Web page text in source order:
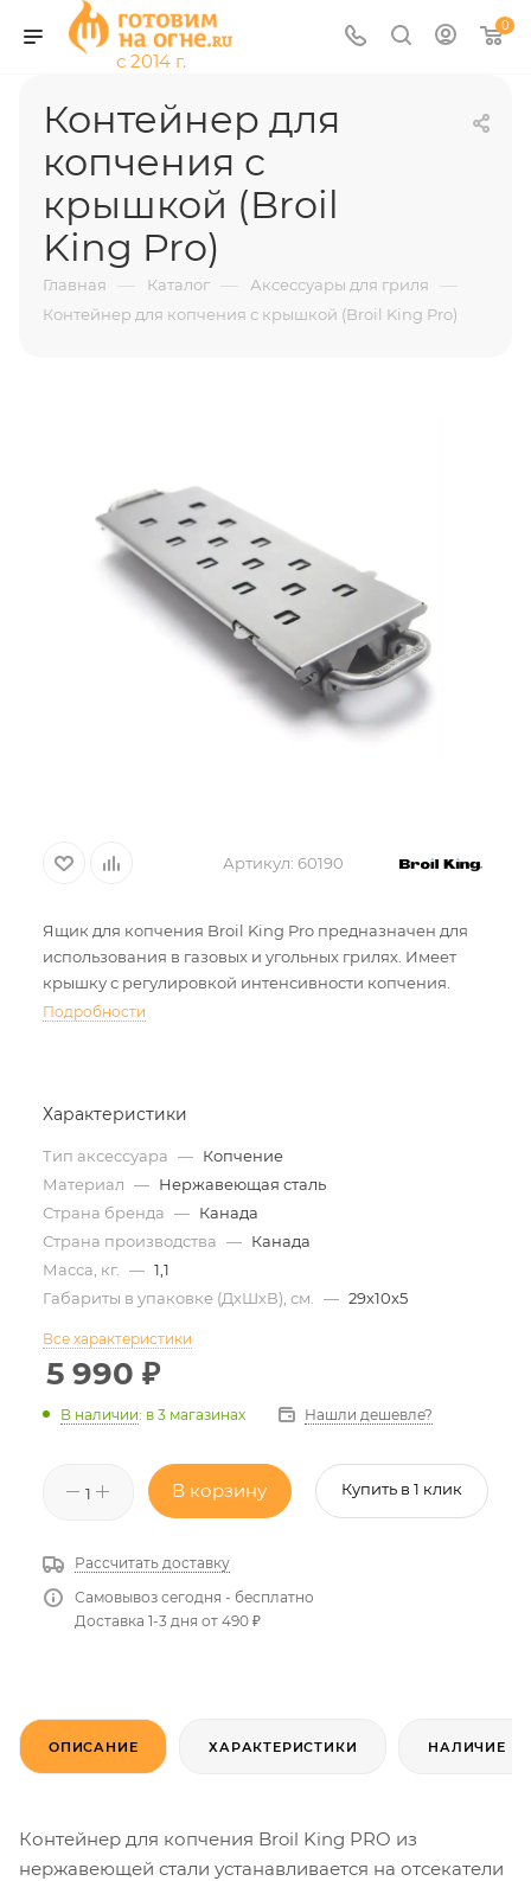
0
Контейнер для
копчения с
крышкой (Broil
King Pro)
Главная — Каталог — Аксессуары для гриля —
Контейнер для копчения с крышкой (Broil King Pro)
Артикул: 60190
Ящик для копчения Broil King Pro предназначен для
использования в газовых и угольных грилях. Имеет
крышку с регулировкой интенсивности копчения.
Подробности
Характеристики
Тип аксессуара — Копчение
Материал — Нержавеющая сталь
Страна бренда — Канада
Страна производства — Канада
Масса, кг.
— 1,1
Габариты в упаковке (ДхШхВ), см.
— 29х10х5
Все характеристики
5 990 ₽
В наличии: в 3 магазинах Нашли дешевле?
В корзину Купить в 1 клик
Рассчитать доставку
Самовывоз сегодня - бесплатно
Доставка 1-3 дня от 490 ₽
ОПИСАНИЕ ХАРАКТЕРИСТИКИ НАЛИЧИЕ
Контейнер для копчения Broil King PRO из
нержавеющей стали устанавливается на отсекатели